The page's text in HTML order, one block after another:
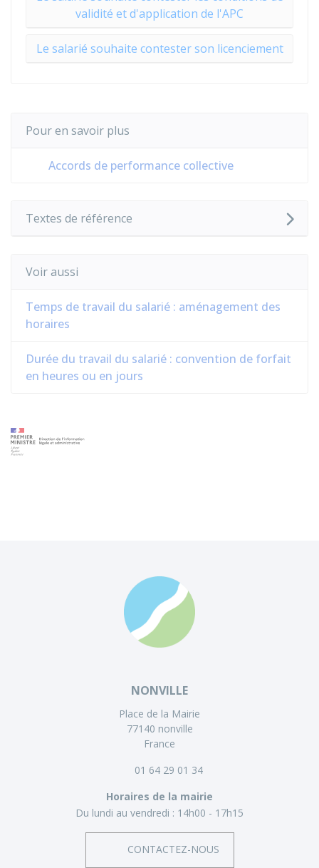
validité et d'application de l'APC
Le salarié souhaite contester son licenciement
Pour en savoir plus
Accords de performance collective
Textes de référence
Voir aussi
Temps de travail du salarié : aménagement des
horaires
Durée du travail du salarié : convention de forfait
en heures ou en jours
NONVILLE
Place de la Mairie
77140 nonville
France
01 64 29 01 34
Horaires de la mairie
Du lundi au vendredi : 14h00 - 17h15
CONTACTEZ-NOUS